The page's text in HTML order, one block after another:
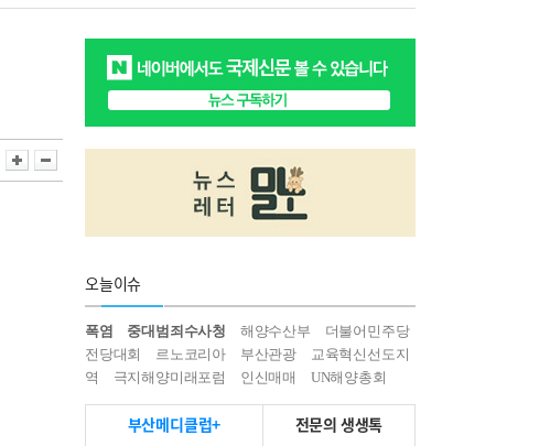
오늘이슈
폭염 중대범죄수사청 해양수산부
더불어민주당
전당대회
르노코리아 부산관광
교육혁신선도지
역
극지해양미래포럼 인신매매 UN해양총회
부산메디클럽+ 전문의 생생톡